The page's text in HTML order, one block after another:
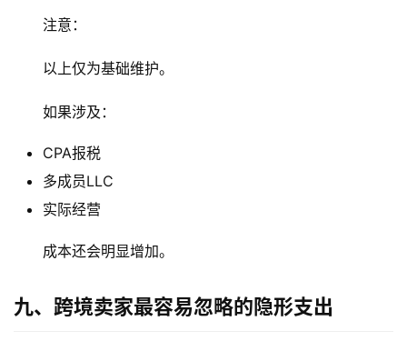
注意：
以上仅为基础维护。
如果涉及：
CPA报税
多成员LLC
实际经营
成本还会明显增加。
九、跨境卖家最容易忽略的隐形支出